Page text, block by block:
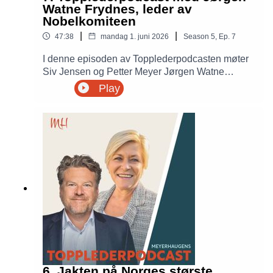
Watne Frydnes, leder av
Nobelkomiteen
47:38 mandag 1. juni 2026 Season 5, Ep. 7
I denne episoden av Topplederpodcasten møter
Siv Jensen og Petter Meyer Jørgen Watne
Frydnes, leder av Nobelkomiteen og
generalsekretær i Norsk PEN. Samtalen handler
gode ledere kan utgjøre en forskjell i en stadig
mer urolig verden.
Play